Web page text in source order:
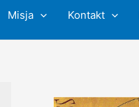
Misja Kontakt